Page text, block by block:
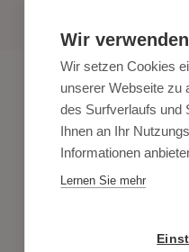
Organic &
individuell
Wir
Wir setzen Cookies
unserer Webseite zu
des Surfverlaufs und
Ihnen an Ihr
Informationen
Lernen Sie mehr